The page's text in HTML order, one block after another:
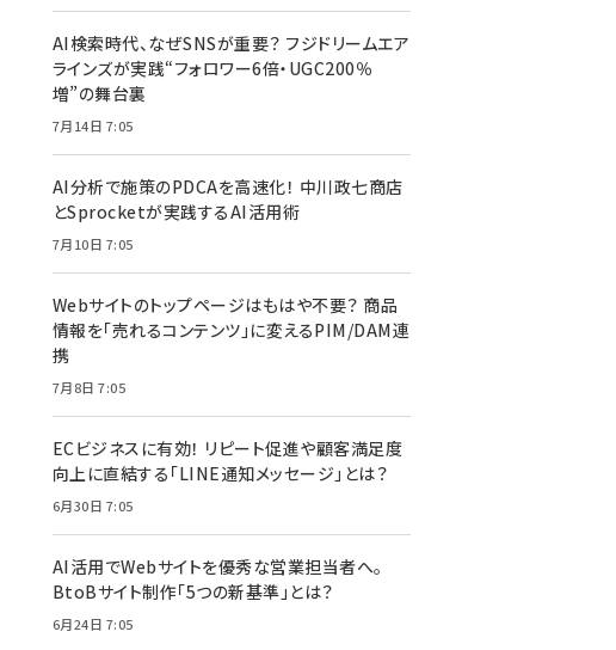
AI検索時代、なぜSNSが重要？ フジドリームエア
ラインズが実践“フォロワー6倍・UGC200％
増”の舞台裏
7月14日 7:05
AI分析で施策のPDCAを高速化！ 中川政七商店
とSprocketが実践するAI活用術
7月10日 7:05
Webサイトのトップページはもはや不要？ 商品
情報を「売れるコンテンツ」に変えるPIM/DAM連
携
7月8日 7:05
ECビジネスに有効！ リピート促進や顧客満足度
向上に直結する「LINE通知メッセージ」とは？
6月30日 7:05
AI活用でWebサイトを優秀な営業担当者へ。
BtoBサイト制作「5つの新基準」とは？
6月24日 7:05